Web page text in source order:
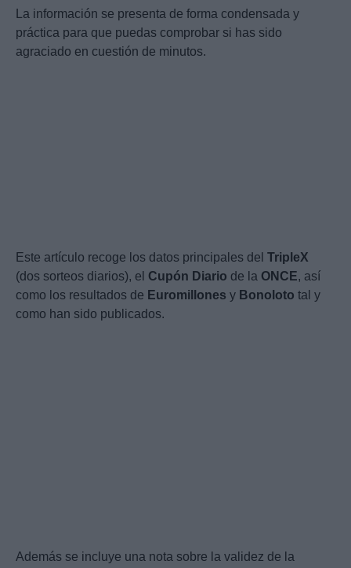
La información se presenta de forma condensada y
práctica para que puedas comprobar si has sido
agraciado en cuestión de minutos.
Este artículo recoge los datos principales del TripleX
(dos sorteos diarios), el Cupón Diario de la ONCE, así
como los resultados de Euromillones y Bonoloto tal y
como han sido publicados.
Además se incluye una nota sobre la validez de la